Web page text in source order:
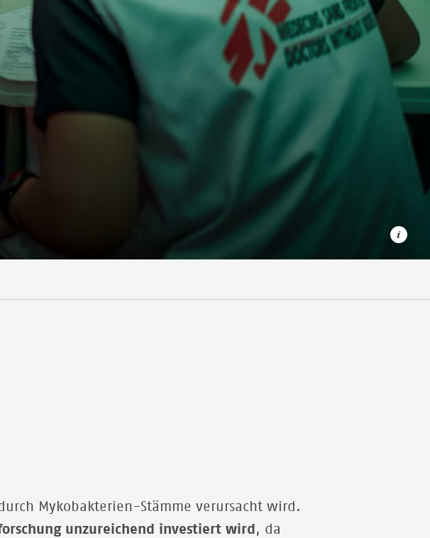
Mykobakterien-Stämme verursacht wird.
unzureichend investiert wird , da